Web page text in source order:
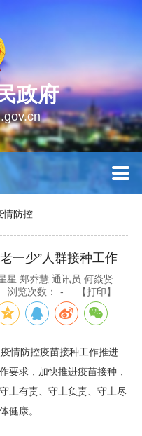
政府
情防控
一少”人群接种工作
星 郑乔慧 通讯员 何焱贤
浏览次数： - 【打印】
情防控疫苗接种工作推进
要求，加快推进疫苗接种，
土有责、守土负责、守土尽
健康。